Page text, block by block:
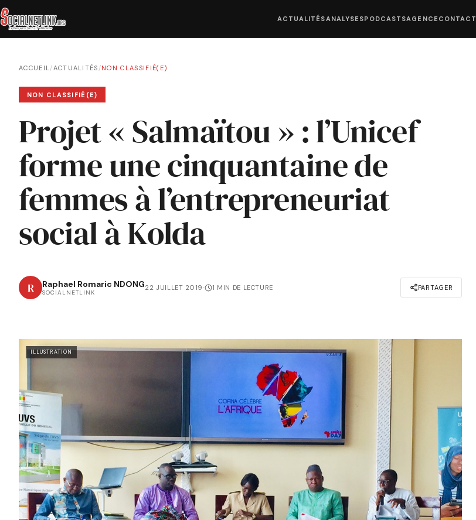
ACTUALITÉSANALYSESPODCASTSAGENCE CONTACT
ACCUEIL/ACTUALITÉS /NON CLASSIFIÉ(E)
NON CLASSIFIÉ(E)
Projet « Salmaïtou » : l’Unicef
forme une cinquantaine de
femmes à l’entrepreneuriat
social à Kolda
R Raphael Romaric NDONG
SOCIALNETLINK
22 JUILLET 2019· 1 MIN DE LECTURE PARTAGER
ILLUSTRATION